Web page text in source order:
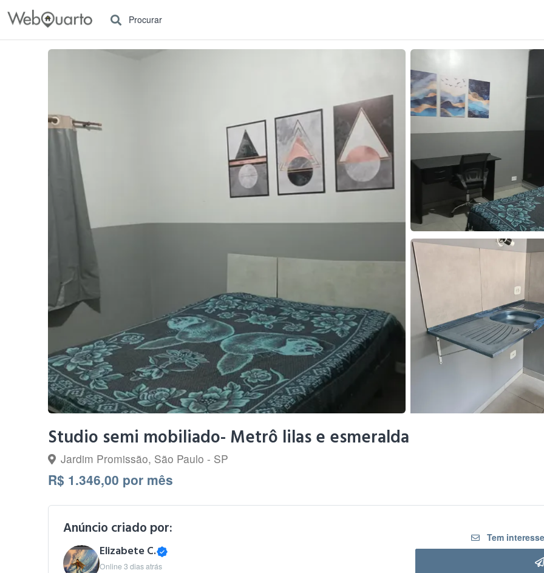
Procurar
Studio semi mobiliado- Metrô lilas e esmeralda
Jardim Promissão, São Paulo - SP
R$ 1.346,00 por mês
Anúncio criado por:
Elizabete C.
Online 3 dias atrás
Tem